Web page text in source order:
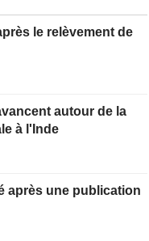
le relèvement de
autour de la
à l'Inde
après une publication